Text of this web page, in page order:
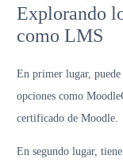
Explorando
como LMS
En primer lugar,
opciones como
certificado de Moodle.
En segundo lugar,